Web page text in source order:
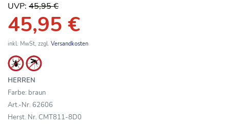
UVP: 45,95 €
45,95 €
inkl. MwSt, zzgl. Versandkosten
HERREN
Farbe: braun
Art.-Nr. 62606
Herst. Nr. CMT811-8D0